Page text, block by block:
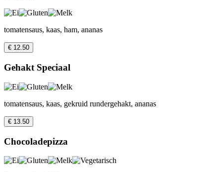
tomatensaus, kaas, ham, ananas
€ 12.50
Gehakt Speciaal
tomatensaus, kaas, gekruid rundergehakt, ananas
€ 13.50
Chocoladepizza